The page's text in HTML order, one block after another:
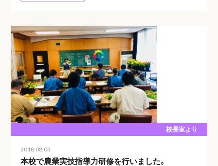
校長室より
2018.08.03
本校で農業実技指導力研修を行いました。